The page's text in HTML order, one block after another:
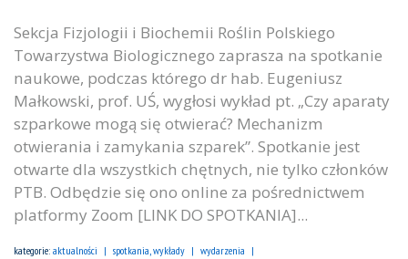
Sekcja Fizjologii i Biochemii Roślin Polskiego
Towarzystwa Biologicznego zaprasza na spotkanie
naukowe, podczas którego dr hab. Eugeniusz
Małkowski, prof. UŚ, wygłosi wykład pt. „Czy aparaty
szparkowe mogą się otwierać? Mechanizm
otwierania i zamykania szparek”. Spotkanie jest
otwarte dla wszystkich chętnych, nie tylko członków
PTB. Odbędzie się ono online za pośrednictwem
platformy Zoom [LINK DO SPOTKANIA]...
kategorie: aktualności spotkania, wykłady
wydarzenia